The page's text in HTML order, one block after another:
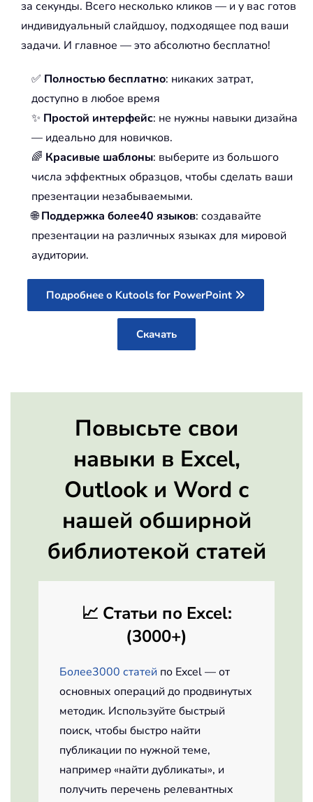
за секунды. Всего несколько кликов — и у вас готов
индивидуальный слайдшоу, подходящее под ваши
задачи. И главное — это абсолютно бесплатно!
✅ Полностью бесплатно: никаких затрат,
доступно в любое время
✨ Простой интерфейс: не нужны навыки дизайна
— идеально для новичков.
🌈 Красивые шаблоны: выберите из большого
числа эффектных образцов, чтобы сделать ваши
презентации незабываемыми.
🌐 Поддержка более40 языков: создавайте
презентации на различных языках для мировой
аудитории.
Подробнее о Kutools for PowerPoint
Скачать
Повысьте свои
навыки в Excel,
Outlook и Word с
нашей обширной
библиотекой статей
📈 Статьи по Excel:
(3000+)
Более3000 статей по Excel — от
основных операций до продвинутых
методик. Используйте быстрый
поиск, чтобы быстро найти
публикации по нужной теме,
например «найти дубликаты», и
получить перечень релевантных